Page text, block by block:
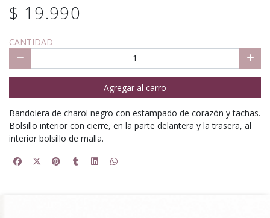
$ 19.990
CANTIDAD
Agregar al carro
Bandolera de charol negro con estampado de corazón y tachas.
Bolsillo interior con cierre, en la parte delantera y la trasera, al
interior bolsillo de malla.